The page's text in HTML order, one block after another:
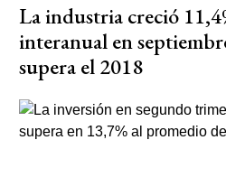
La industria creció
interanual en
supera el 2018